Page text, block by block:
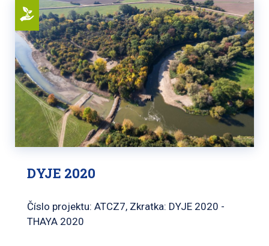
DYJE 2020
Číslo projektu: ATCZ7, Zkratka: DYJE 2020 -
THAYA 2020